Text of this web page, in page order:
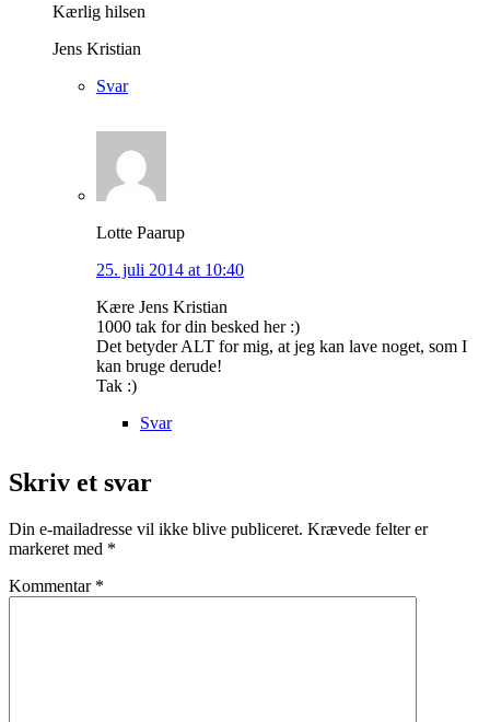
Kærlig hilsen
Jens Kristian
Svar
Lotte Paarup
25. juli 2014 at 10:40
Kære Jens Kristian
1000 tak for din besked her :)
Det betyder ALT for mig, at jeg kan lave noget, som I
kan bruge derude!
Tak :)
Svar
Skriv et svar
Din e-mailadresse vil ikke blive publiceret. Krævede felter er
markeret med *
Kommentar *